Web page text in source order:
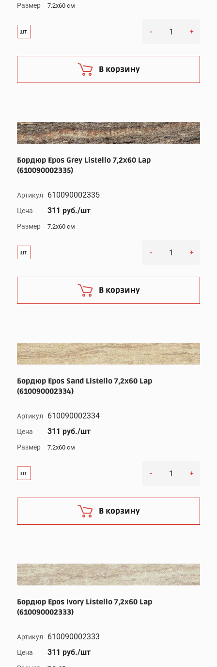
Размер 7.2x60 см
шт. - +
В корзину
Бордюр Epos Grey Listello 7,2x60 Lap
(610090002335)
Артикул 610090002335
Цена 311 руб./шт
Размер 7.2x60 см
шт. - +
В корзину
Бордюр Epos Sand Listello 7,2x60 Lap
(610090002334)
Артикул 610090002334
Цена 311 руб./шт
Размер 7.2x60 см
шт. - +
В корзину
Бордюр Epos Ivory Listello 7,2x60 Lap
(610090002333)
Артикул 610090002333
Цена 311 руб./шт